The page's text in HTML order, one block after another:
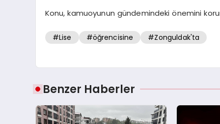
Konu, kamuoyunun gündemindeki önemini
#Lise #öğrencisine #Zonguldak'ta
Benzer Haberler